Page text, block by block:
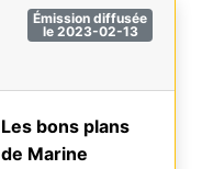
Émission diffusée
le 2023-02-13
Les bons plans
de Marine